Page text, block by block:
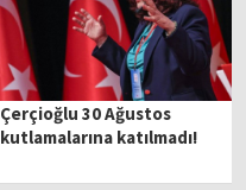
Çerçioğlu 30 Ağustos
kutlamalarına katılmadı!